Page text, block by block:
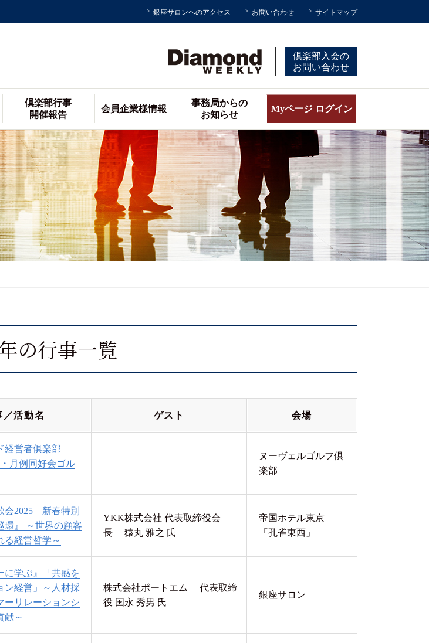
銀座サロンへのアクセス お問い合わせ サイトマップ
倶楽部入会の
お問い合わせ
倶楽部行事
開催報告
会員企業様情報
事務局からの
お知らせ
Myページ ログイン
の行事一覧
／活動名 ゲスト 会場
経営者俱楽部
・月例同好会ゴル
ヌーヴェルゴルフ倶
楽部
会2025 新春特別
環』 ～世界の顧客
る経営哲学～
YKK株式会社 代表取締役会
長 猿丸 雅之 氏
帝国ホテル東京
「孔雀東西」
に学ぶ』「共感を
ン経営」～人材採
ーリレーションシ
献～
株式会社ポートエム 代表取締
役 国永 秀男 氏
銀座サロン